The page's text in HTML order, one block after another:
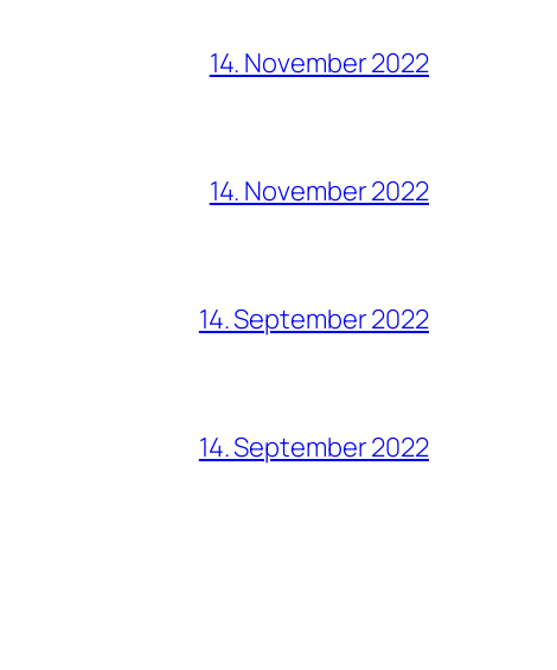
14. November 2022
14. November 2022
14. September 2022
14. September 2022